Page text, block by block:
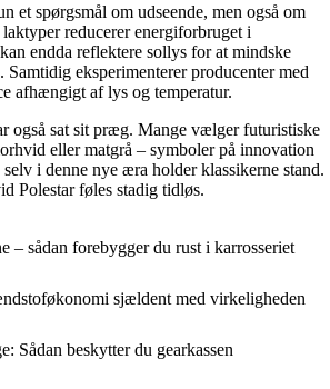
et spørgsmål om udseende, men også om
reducerer energiforbruget i
endda reflektere sollys for at mindske
eksperimenterer producenter med
afhængigt af lys og temperatur.
også sat sit præg. Mange vælger futuristiske
eller matgrå – symboler på innovation
i denne nye æra holder klassikerne stand.
Polestar føles stadig tidløs.
– sådan forebygger du rust i karrosseriet
sjældent med virkeligheden
Sådan beskytter du gearkassen